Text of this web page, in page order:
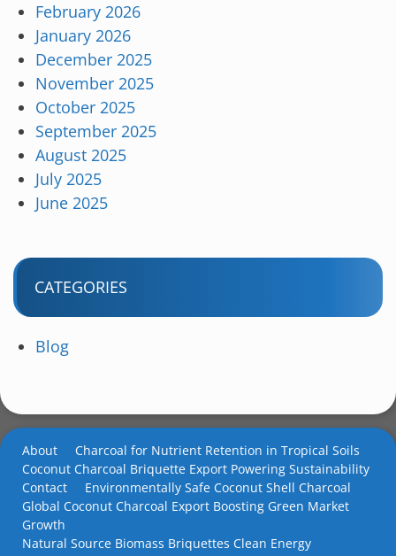
February 2026
January 2026
December 2025
November 2025
October 2025
September 2025
August 2025
July 2025
June 2025
CATEGORIES
Blog
About
Charcoal for Nutrient Retention in Tropical Soils
Coconut Charcoal Briquette Export Powering Sustainability
Contact
Environmentally Safe Coconut Shell Charcoal
Global Coconut Charcoal Export Boosting Green Market
Growth
Natural Source Biomass Briquettes Clean Energy